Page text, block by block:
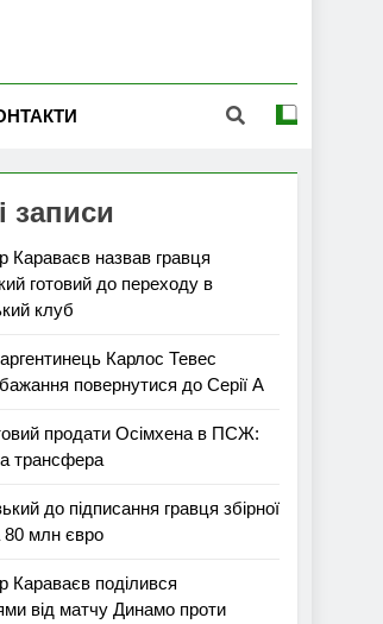
записи
Караваєв назвав гравця
готовий до переходу в
клуб
Карлос Тевес
повернутися до Серії А
продати Осімхена в ПСЖ:
трансфера
до підписання гравця збірної
80 млн євро
Караваєв поділився
від матчу Динамо проти